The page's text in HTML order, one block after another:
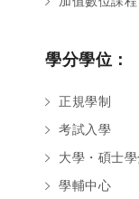
學分學位：
正規學制
考試入學
大學・碩士
學輔中心